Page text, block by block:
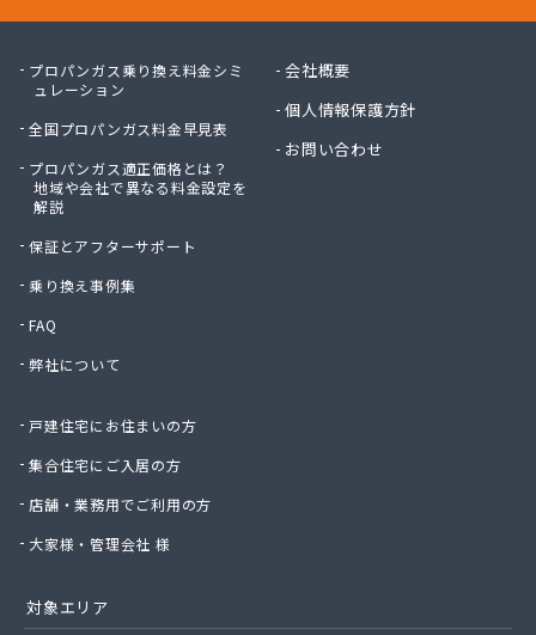
プロパンガス乗り換え料金シミ
ュレーション
全国プロパンガス料金早見表
プロパンガス適正価格とは？
地域や会社で異なる料金設定を
解説
保証とアフターサポート
乗り換え事例集
FAQ
弊社について
戸建住宅にお住まいの方
集合住宅にご入居の方
店舗・業務用でご利用の方
大家様・管理会社 様
会社概要
個人情報保護方針
お問い合わせ
対象エリア